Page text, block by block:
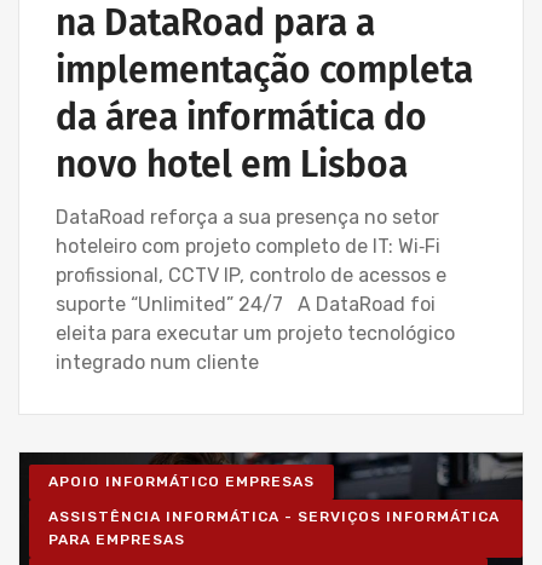
na DataRoad para a
implementação completa
da área informática do
novo hotel em Lisboa
DataRoad reforça a sua presença no setor
hoteleiro com projeto completo de IT: Wi‑Fi
profissional, CCTV IP, controlo de acessos e
suporte “Unlimited” 24/7 A DataRoad foi
eleita para executar um projeto tecnológico
integrado num cliente
APOIO INFORMÁTICO EMPRESAS
ASSISTÊNCIA INFORMÁTICA - SERVIÇOS INFORMÁTICA
PARA EMPRESAS